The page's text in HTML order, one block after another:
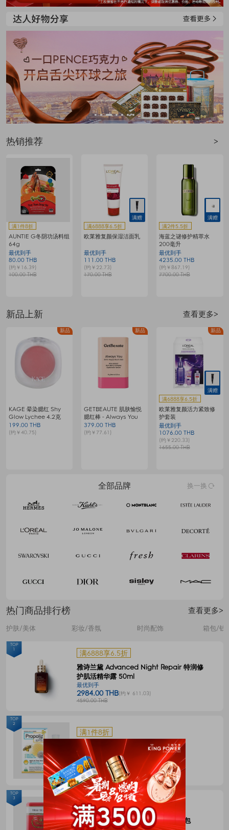
热销推荐 >
满1件8折
AUNTIE G冬阴功汤料组
64g
最优到手
80.00 THB
(约￥16.39)
100.00 THB
满赠
满6888享6.5折
欧莱雅复颜保湿洁面乳
最优到手
111.00 THB
(约￥22.73)
170.00 THB
满赠
满2件5.5折
海蓝之谜修护精萃水
200毫升
最优到手
4235.00 THB
(约￥867.19)
7700.00 THB
新品上新 查看更多>
新品
KAGE 晕染腮红 Shy
Glow Lychee 4.2克
199.00 THB
(约￥40.75)
新品
GETBEAUTE 肌肤愉悦
腮红棒 - Always You
379.00 THB
(约￥77.61)
新品
满赠
满6888享6.5折
欧莱雅复颜活力紧致修
护套装
最优到手
1076.00 THB
(约￥220.33)
1655.00 THB
全部品牌 换一换
热门商品排行榜 查看更多>
护肤/美体 彩妆/香氛 时尚配饰 箱包/钱
满6888享6.5折
雅诗兰黛 Advanced Night Repair 特润修
护肌活精华露 50ml
最优到手
2984.00 THB(约￥ 611.03)
4590.00 THB
TOP
1
满1件8折
Propoliz 蜂胶口腔喷剂 15毫升
最优到手
120.00 THB(约￥ 24.58)
150.00 THB
TOP
2
满1件8折
CHATRAMUE泰国手标红茶包4g*50包
TOP
3